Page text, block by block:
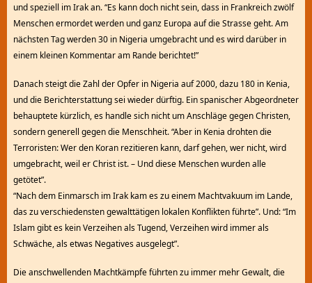
und speziell im Irak an. “Es kann doch nicht sein, dass in Frankreich zwölf
Menschen ermordet werden und ganz Europa auf die Strasse geht. Am
nächsten Tag werden 30 in Nigeria umgebracht und es wird darüber in
einem kleinen Kommentar am Rande berichtet!”
Danach steigt die Zahl der Opfer in Nigeria auf 2000, dazu 180 in Kenia,
und die Berichterstattung sei wieder dürftig. Ein spanischer Abgeordneter
behauptete kürzlich, es handle sich nicht um Anschläge gegen Christen,
sondern generell gegen die Menschheit. “Aber in Kenia drohten die
Terroristen: Wer den Koran rezitieren kann, darf gehen, wer nicht, wird
umgebracht, weil er Christ ist. – Und diese Menschen wurden alle
getötet”.
“Nach dem Einmarsch im Irak kam es zu einem Machtvakuum im Lande,
das zu verschiedensten gewalttätigen lokalen Konflikten führte”. Und: “Im
Islam gibt es kein Verzeihen als Tugend, Verzeihen wird immer als
Schwäche, als etwas Negatives ausgelegt”.
Die anschwellenden Machtkämpfe führten zu immer mehr Gewalt, die